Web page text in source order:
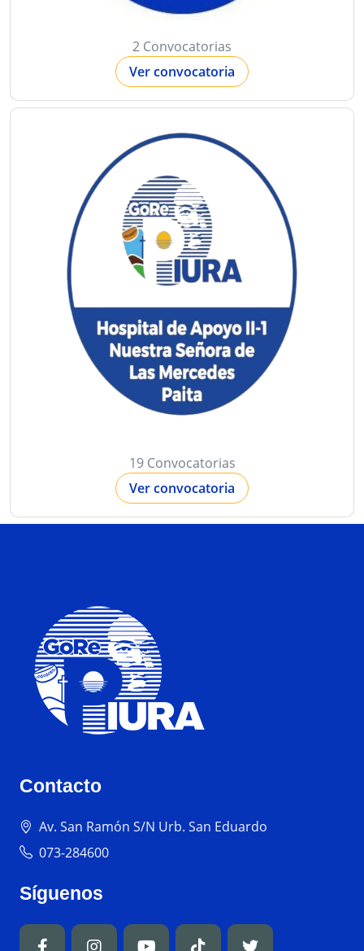
2 Convocatorias
Ver convocatoria
19 Convocatorias
Ver convocatoria
Contacto
Av. San Ramón S/N Urb. San Eduardo
073-284600
Síguenos